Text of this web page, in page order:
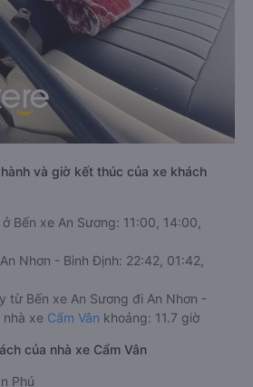
và giờ kết thúc của xe khách
Bến xe An Sương: 11:00, 14:00,
Nhơn - Bình Định: 22:42, 01:42,
từ Bến xe An Sương đi An Nhơn -
nhà xe Cẩm Vân khoảng: 11.7 giờ
của nhà xe Cẩm Vân
Phú